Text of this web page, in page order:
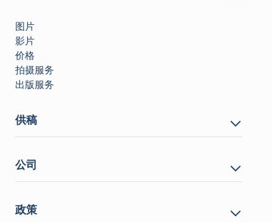
图片
影片
价格
拍摄服务
出版服务
供稿
公司
政策